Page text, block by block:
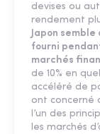
devises ou
rendement
Japon
fourni
marchés
de 10% en
accéléré de
ont concerné
l’un des
les marchés